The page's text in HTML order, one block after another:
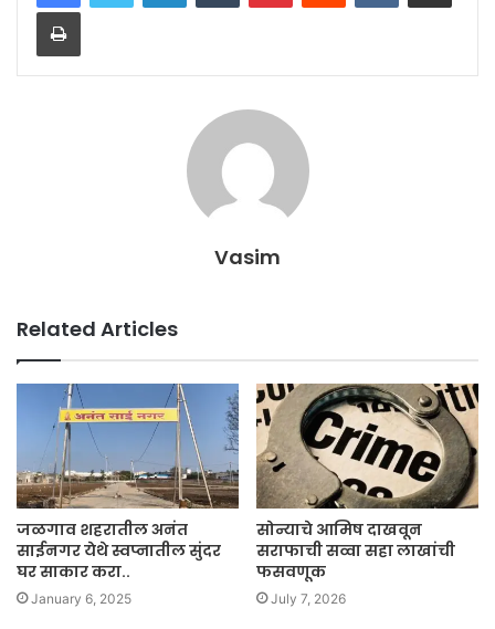
Print
Vasim
Related Articles
जळगाव शहरातील अनंत
साईनगर येथे स्वप्नातील सुंदर
घर साकार करा..
January 6, 2025
सोन्याचे आमिष दाखवून
सराफाची सव्वा सहा लाखांची
फसवणूक
July 7, 2026